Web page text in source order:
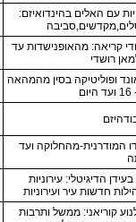
עם האלים בהינדואיזם:
קריאה: מהאופנישדות עד
רושדי
ופוליטיקה בסין מהמהאה
המודרנית-מהחלוקה ועד
בעידן הדיגיטלי: עירוניות
חדשות עיר ועירוניות
קוריאני: ממשל ותרבות